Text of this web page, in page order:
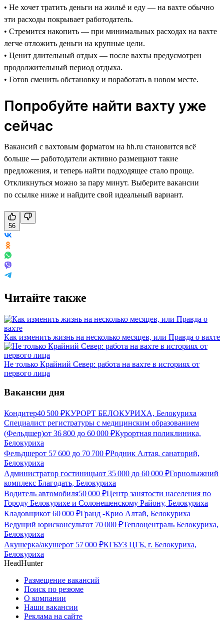
• Не хочет тратить деньги на жильё и еду — на вахте обычно
эти расходы покрывает работодатель.
• Стремится накопить — при минимальных расходах на вахте
легче отложить деньги на крупные цели.
• Ценит длительный отдых — после вахты предусмотрен
продолжительный период отдыха.
• Готов сменить обстановку и поработать в новом месте.
Попробуйте найти вахту уже
сейчас
Вакансий с вахтовым форматом на hh.ru становится всё
больше — работодатели активно размещают такие
предложения, и теперь найти подходящее стало проще.
Откликнуться можно за пару минут. Выберите вакансии
по ссылке ниже и найдите свой идеальный вариант.
56
Читайте также
Как изменить жизнь на несколько месяцев, или Правда о вахте
Не только Крайний Север: работа на вахте в историях от
первого лица
Вакансии дня
Кондитер40 500 ₽КУРОРТ БЕЛОКУРИХА, Белокуриха
Специалист регистратуры с медицинским образованием
(Фельдшер)от 36 800 до 60 000 ₽Курортная поликлиника,
Белокуриха
Фельдшерот 57 600 до 70 700 ₽Родник Алтая, санаторий,
Белокуриха
Администратор гостиницыот 35 000 до 60 000 ₽Горнолыжний
комплекс Благодать, Белокуриха
Водитель автомобиля50 000 ₽Центр занятости населения по
Городу Белокурихе и Солонешенскому Району, Белокуриха
Кладовщикот 60 000 ₽Гранд -Крио Алтай, Белокуриха
Ведущий юрисконсультот 70 000 ₽Теплоцентраль Белокуриха,
Белокуриха
Акушерка/акушерот 57 000 ₽КГБУЗ ЦГБ, г. Белокуриха,
Белокуриха
HeadHunter
Размещение вакансий
Поиск по резюме
О компании
Наши вакансии
Реклама на сайте